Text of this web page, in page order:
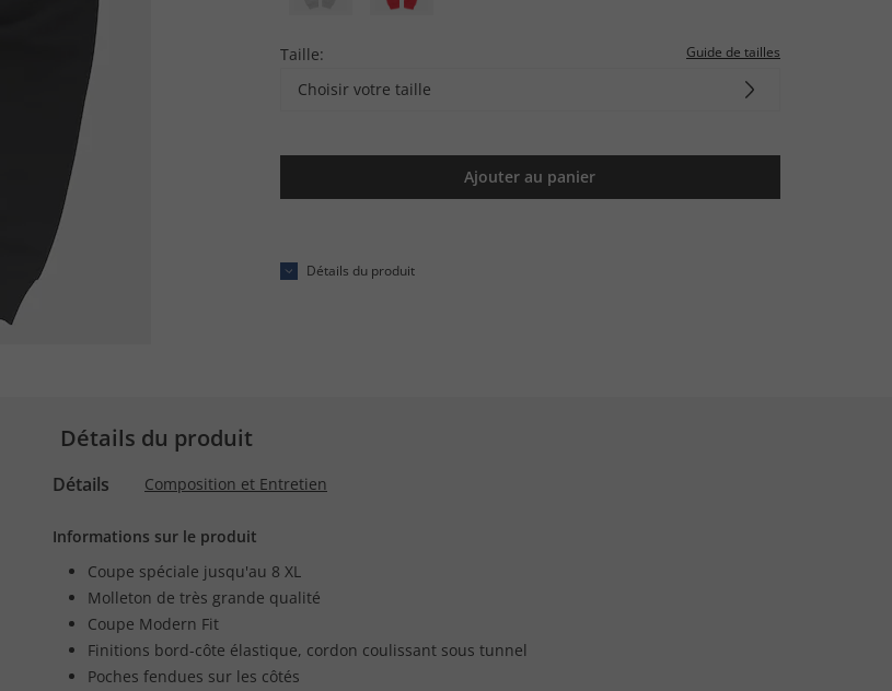
Taille: Guide de tailles
Choisir votre taille
Ajouter au panier
Détails du produit
Détails du produit
Détails Composition et Entretien
Informations sur le produit
Coupe spéciale jusqu'au 8 XL
Molleton de très grande qualité
Coupe Modern Fit
Finitions bord-côte élastique, cordon coulissant sous tunnel
Poches fendues sur les côtés